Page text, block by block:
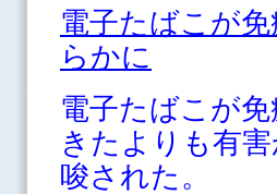
電子たばこが
らかに
電子たばこが
きたよりも有
唆された。